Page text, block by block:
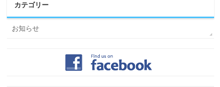
カテゴリー
お知らせ